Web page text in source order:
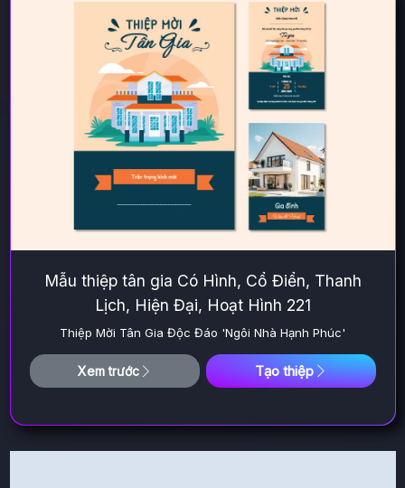
Mẫu thiệp tân gia Có Hình, Cổ Điển, Thanh
Lịch, Hiện Đại, Hoạt Hình 221
Thiệp Mời Tân Gia Độc Đáo 'Ngôi Nhà Hạnh Phúc'
Xem trước Tạo thiệp